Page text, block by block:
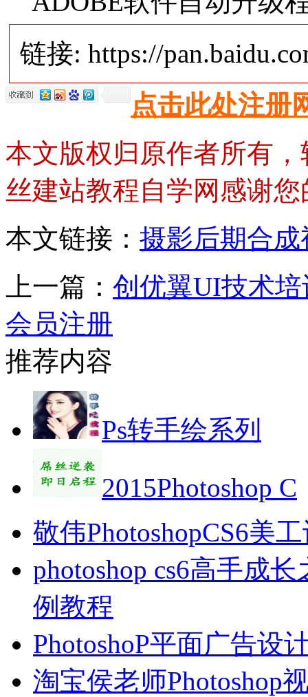
链接: https://
点击此处注册
本文版权归原作者所有
丝建站教程自学网感谢
本文链接： 摄影后期合
上一篇： 创优翼UI技术
会员注册
推荐内容
Ps转手绘系列
2015Photoshop C
敬伟PhotoshopCS6美
photoshop cs6高手成
例教程
PhotoshoP平面广告设
淘宝侯老师Photoshop